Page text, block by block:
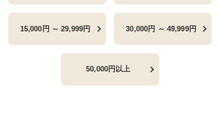
15,000円 ～ 29,999円 30,000円 ～ 49,999円
50,000円以上